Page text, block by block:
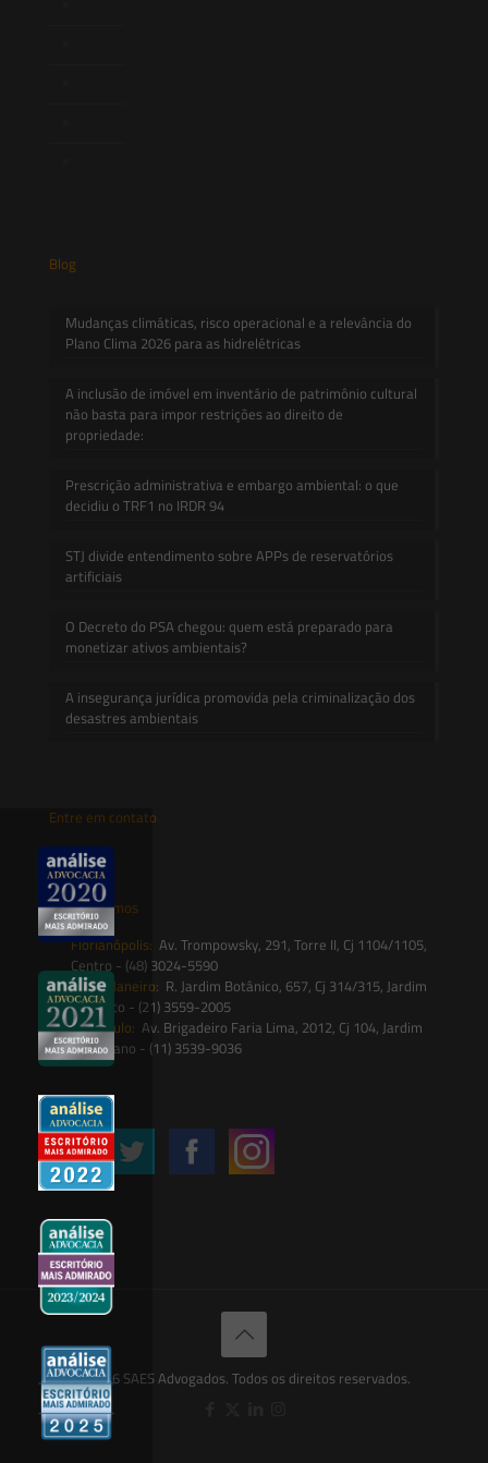
Blog
Mudanças climáticas, risco operacional e a relevância do
Plano Clima 2026 para as hidrelétricas
A inclusão de imóvel em inventário de patrimônio cultural
não basta para impor restrições ao direito de
propriedade:
Prescrição administrativa e embargo ambiental: o que
decidiu o TRF1 no IRDR 94
STJ divide entendimento sobre APPs de reservatórios
artificiais
O Decreto do PSA chegou: quem está preparado para
monetizar ativos ambientais?
A insegurança jurídica promovida pela criminalização dos
desastres ambientais
Entre em contato
contato@saesadvogados.com.br
Onde estamos
Florianópolis: Av. Trompowsky, 291, Torre II, Cj 1104/1105,
Centro - (48) 3024-5590
Rio de Janeiro: R. Jardim Botânico, 657, Cj 314/315, Jardim
Botânico - (21) 3559-2005
São Paulo: Av. Brigadeiro Faria Lima, 2012, Cj 104, Jardim
Paulistano - (11) 3539-9036
Siga-nos
© 2026 SAES Advogados. Todos os direitos reservados.